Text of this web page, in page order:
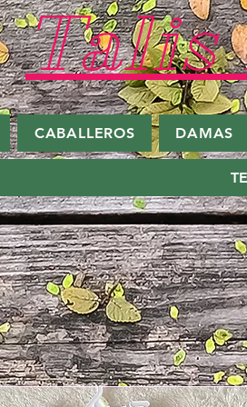
Talis
CABALLEROS DAMAS